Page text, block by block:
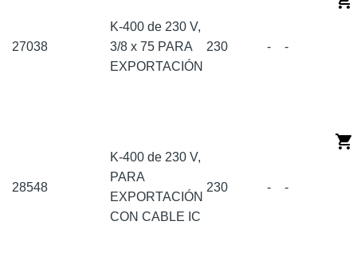
27038
K-400 de 230 V,
3/8 x 75 PARA
EXPORTACIÓN
230 - -
28548
K-400 de 230 V,
PARA
EXPORTACIÓN
CON CABLE IC
230 - -